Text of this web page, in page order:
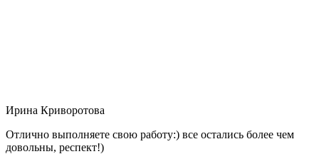
Ирина Криворотова
Отлично выполняете свою работу:) все остались более чем
довольны, респект!)